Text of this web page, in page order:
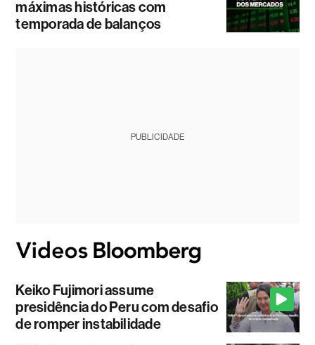
máximas históricas com
temporada de balanços
PUBLICIDADE
Keiko Fujimori assume
presidência do Peru com desafio
de romper instabilidade